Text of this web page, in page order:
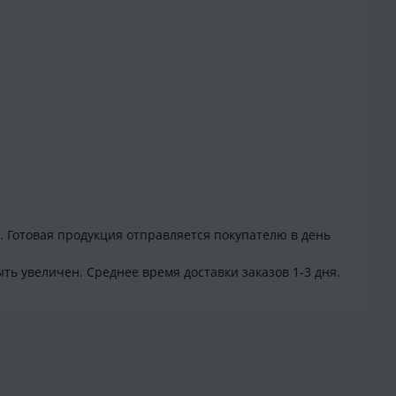
продукция отправляется покупателю в день
увеличен. Среднее время доставки заказов 1-3 дня.